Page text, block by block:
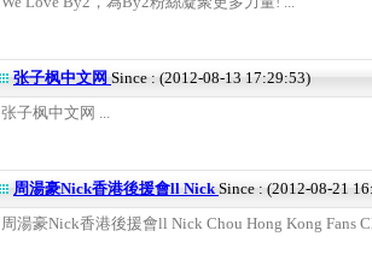
张子枫中文网 Since : (2012-08-13 17:29:53)
张子枫中文网 ...
周湯豪Nick香港後援會ll NickSince : (2012-08-21
周湯豪Nick香港後援會ll Nick Chou Hong Kong Fans